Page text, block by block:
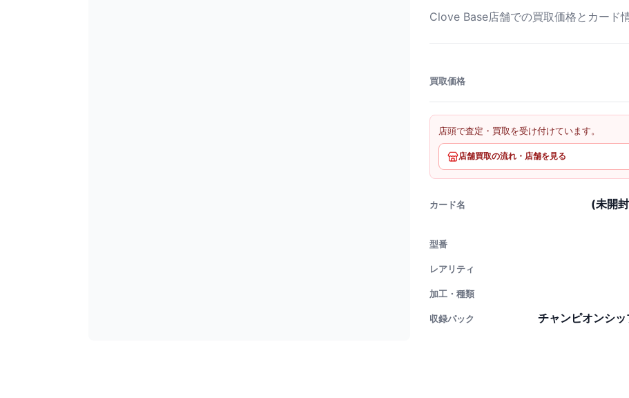
Clove Base店舗での買取価格とカード
買取価格
店頭で査定・買取を受け付けています。
店舗買取の流れ・店舗を見る
カード名 (未開
型番
レアリティ
加工・種類
収録パック チャンピオンシ